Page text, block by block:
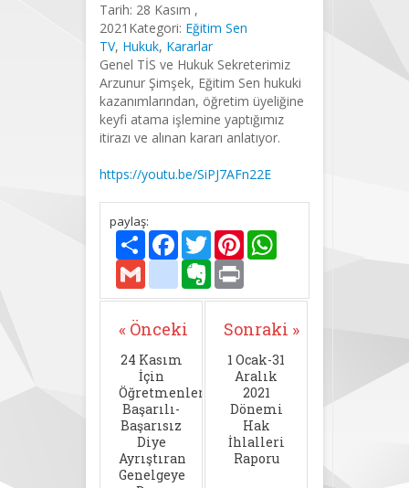
Tarih: 28 Kasım ,
2021 Kategori: Eğitim Sen
TV, Hukuk, Kararlar
Genel TİS ve Hukuk Sekreterimiz
Arzunur Şimşek, Eğitim Sen hukuki
kazanımlarından, öğretim üyeliğine
keyfi atama işlemine yaptığımız
itirazı ve alınan kararı anlatıyor.
https://youtu.be/SiPJ7AFn22E
paylaş:
PaylaşFacebook
TwitterPinterest
Gmail deliciousEvernote
« Önceki
24 Kasım
İçin
Öğretmenleri
Başarılı-
Başarısız
Diye
Ayrıştıran
Genelgeye
Sonraki »
1 Ocak-31
Aralık
2021
Dönemi
Hak
İhlalleri
Raporu